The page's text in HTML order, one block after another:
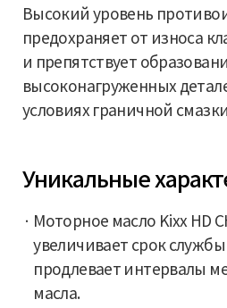
Высокий уровень
предохраняет от износа
и препятствует
высоконагруженных
условиях граничной
Уникальные
Моторное масло Kixx HD
увеличивает срок
продлевает интервалы
масла.